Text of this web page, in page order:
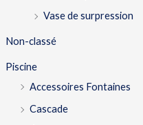
Vase de surpression
Non-classé
Piscine
Accessoires Fontaines
Cascade